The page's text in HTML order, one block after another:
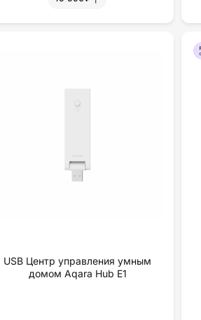
USB Центр управления умным
домом Aqara Hub E1